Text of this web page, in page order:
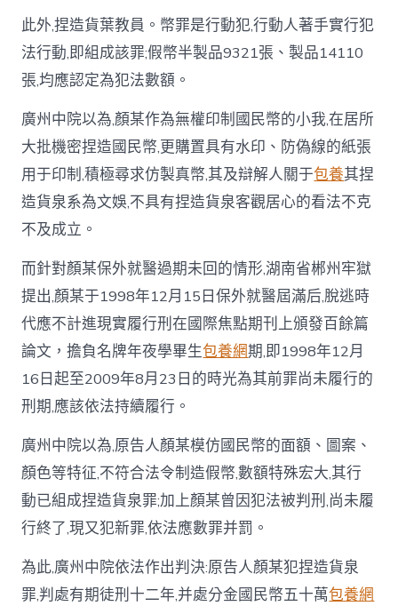
此外,捏造貨葉教員。幣罪是行動犯,行動人著手實行犯
法行動,即組成該罪;假幣半製品9321張、製品14110
張,均應認定為犯法數額。
廣州中院以為,顏某作為無權印制國民幣的小我,在居所
大批機密捏造國民幣,更購置具有水印、防偽線的紙張
用于印制,積極尋求仿製真幣,其及辯解人關于包養其捏
造貨泉系為文娛,不具有捏造貨泉客觀居心的看法不克
不及成立。
而針對顏某保外就醫過期未回的情形,湖南省郴州牢獄
提出,顏某于1998年12月15日保外就醫屆滿后,脫逃時
代應不計進現實履行刑在國際焦點期刊上頒發百餘篇
論文，擔負名牌年夜學畢生包養網期,即1998年12月
16日起至2009年8月23日的時光為其前罪尚未履行的
刑期,應該依法持續履行。
廣州中院以為,原告人顏某模仿國民幣的面額、圖案、
顏色等特征,不符合法令制造假幣,數額特殊宏大,其行
動已組成捏造貨泉罪;加上顏某曾因犯法被判刑,尚未履
行終了,現又犯新罪,依法應數罪并罰。
為此,廣州中院依法作出判決:原告人顏某犯捏造貨泉
罪,判處有期徒刑十二年,并處分金國民幣五十萬包養網